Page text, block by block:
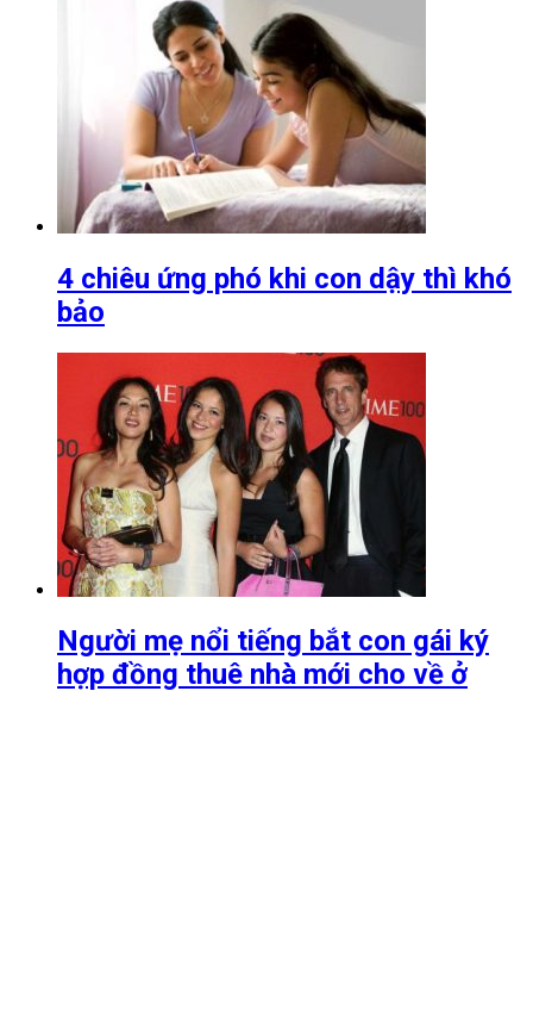
4 chiêu ứng phó khi con dậy thì khó
bảo
Người mẹ nổi tiếng bắt con gái ký
hợp đồng thuê nhà mới cho về ở